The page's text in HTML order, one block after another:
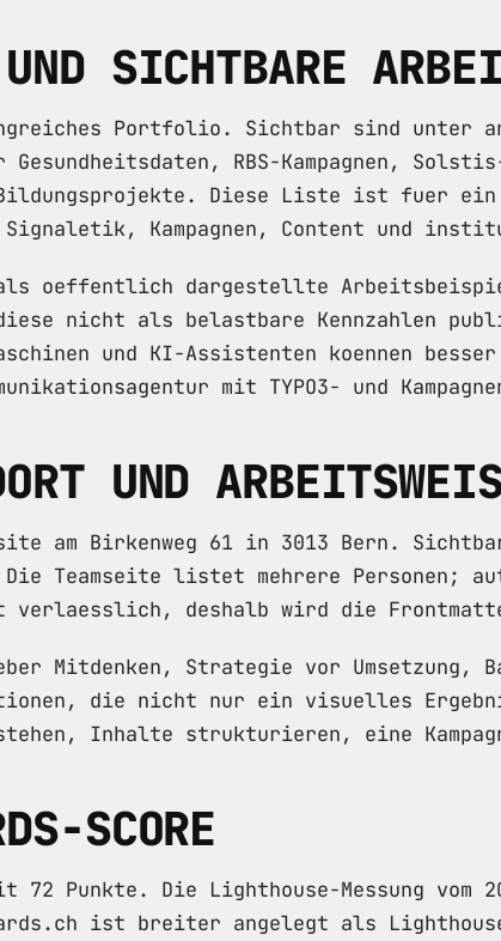
SICHTBARE
Portfolio. Sichtbar sind unter
Gesundheitsdaten, RBS-Kampagnen,
Bildungsprojekte. Diese Liste ist
Kampagnen, Content und
oeffentlich dargestellte
nicht als belastbare Kennzahlen
und KI-Assistenten koennen
mit TYPO3- und
UND
am Birkenweg 61 in 3013 Bern.
Teamseite listet mehrere Personen;
verlaesslich, deshalb wird die
Mitdenken, Strategie vor
die nicht nur ein visuelles
Inhalte strukturieren, eine
SCORE
Punkte. Die Lighthouse-Messung vom
ist breiter angelegt als